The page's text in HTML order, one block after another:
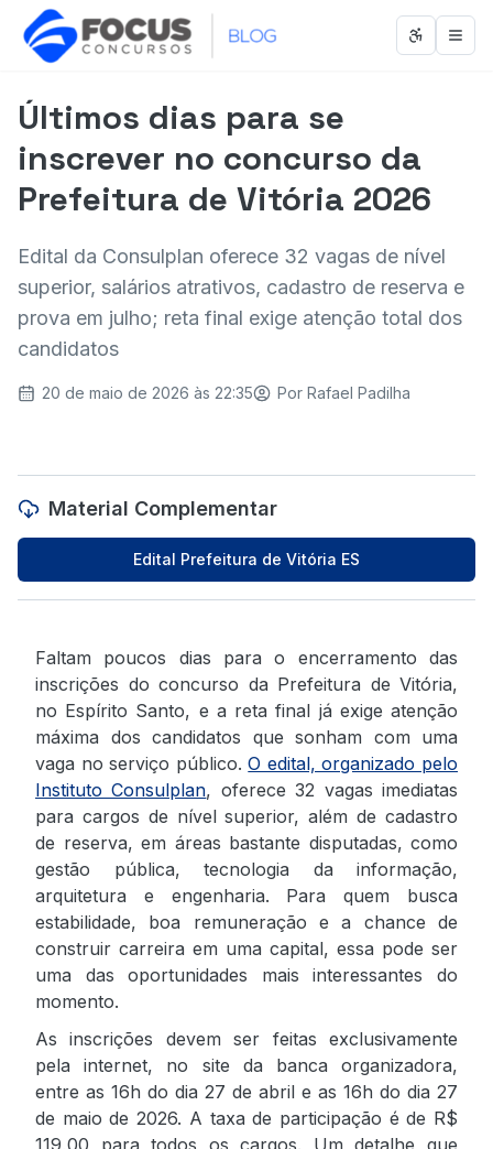
Abrir
Últimos dias para se
inscrever no concurso da
Prefeitura de Vitória 2026
Edital da Consulplan oferece 32 vagas de nível
superior, salários atrativos, cadastro de reserva e
prova em julho; reta final exige atenção total dos
candidatos
20 de maio de 2026 às 22:35 Por Rafael Padilha
Material Complementar
Edital Prefeitura de Vitória ES
Faltam poucos dias para o encerramento das
inscrições do concurso da Prefeitura de Vitória,
no Espírito Santo, e a reta final já exige atenção
máxima dos candidatos que sonham com uma
vaga no serviço público.O edital, organizado pelo
Instituto Consulplan, oferece 32 vagas imediatas
para cargos de nível superior, além de cadastro
de reserva, em áreas bastante disputadas, como
gestão pública, tecnologia da informação,
arquitetura e engenharia. Para quem busca
estabilidade, boa remuneração e a chance de
construir carreira em uma capital, essa pode ser
uma das oportunidades mais interessantes do
momento.
As inscrições devem ser feitas exclusivamente
pela internet, no site da banca organizadora,
entre as 16h do dia 27 de abril e as 16h do dia 27
de maio de 2026. A taxa de participação é de R$
119,00 para todos os cargos. Um detalhe que